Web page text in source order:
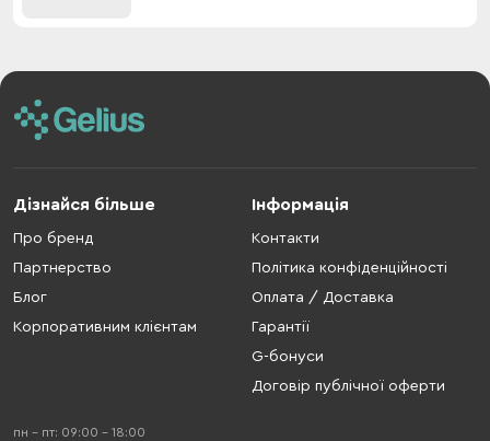
Дізнайся більше
Про бренд
Партнерство
Блог
Корпоративним клієнтам
Інформація
Контакти
Політика конфіденційності
Оплата / Доставка
Гарантії
G-бонуси
Договір публічної оферти
пн - пт: 09:00 - 18:00